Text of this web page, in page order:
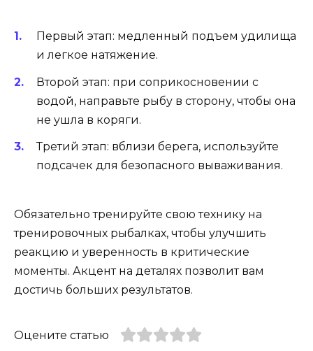
Первый этап: медленный подъем удилища
и легкое натяжение.
Второй этап: при соприкосновении с
водой, направьте рыбу в сторону, чтобы она
не ушла в коряги.
Третий этап: вблизи берега, используйте
подсачек для безопасного вываживания.
Обязательно тренируйте свою технику на
тренировочных рыбалках, чтобы улучшить
реакцию и уверенность в критические
моменты. Акцент на деталях позволит вам
достичь больших результатов.
Оцените статью